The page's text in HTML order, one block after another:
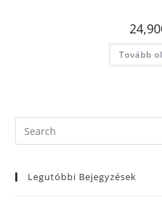
Tovább
Legutóbbi Bejegyzések